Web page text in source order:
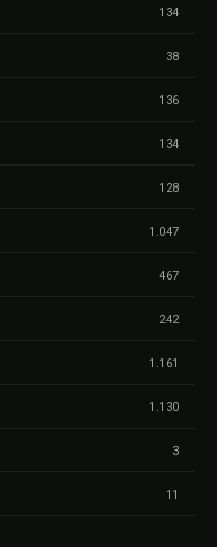
134
38
136
134
128
1.047
467
242
1.161
1.130
3
11